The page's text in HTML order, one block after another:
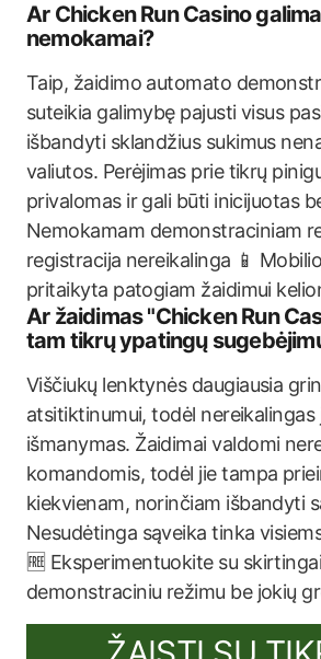
Ar Chicken Run Casino
nemokamai?
Taip, žaidimo automato
suteikia galimybę pajusti visus
išbandyti sklandžius sukimus
valiutos. Perėjimas prie tikrų
privalomas ir gali būti inicijuotas
Nemokamam demonstraciniam
registracija nereikalinga 📱
pritaikyta patogiam žaidimui
Ar žaidimas "Chicken Run
tam tikrų ypatingų
Viščiukų lenktynės daugiausia
atsitiktinumui, todėl nereikalingas
išmanymas. Žaidimai valdomi
komandomis, todėl jie tampa
kiekvienam, norinčiam išbandyti
Nesudėtinga sąveika tinka
🆓 Eksperimentuokite su
demonstraciniu režimu be jokių